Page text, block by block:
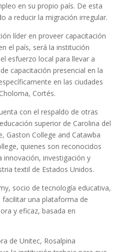
en su propio país. De esta
a reducir la migración irregular.
líder en proveer capacitación
el país, será la institución
esfuerzo local para llevar a
capacitación presencial en la
en las ciudades
Cortés.
con el respaldo de otras
superior de Carolina del
Gaston College and Catawba
quienes son reconocidos
innovación, investigación y
textil de Estados Unidos.
socio de tecnología educativa,
facilitar una plataforma de
y eficaz, basada en
de Unitec, Rosalpina